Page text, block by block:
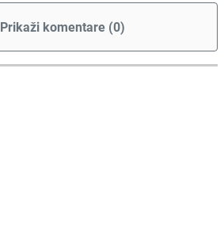
Prikaži komentare (0)